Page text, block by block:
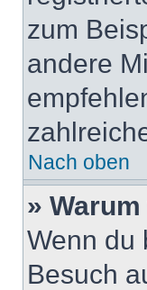
zum
andere
Nach oben
»
Wenn du
Besuch